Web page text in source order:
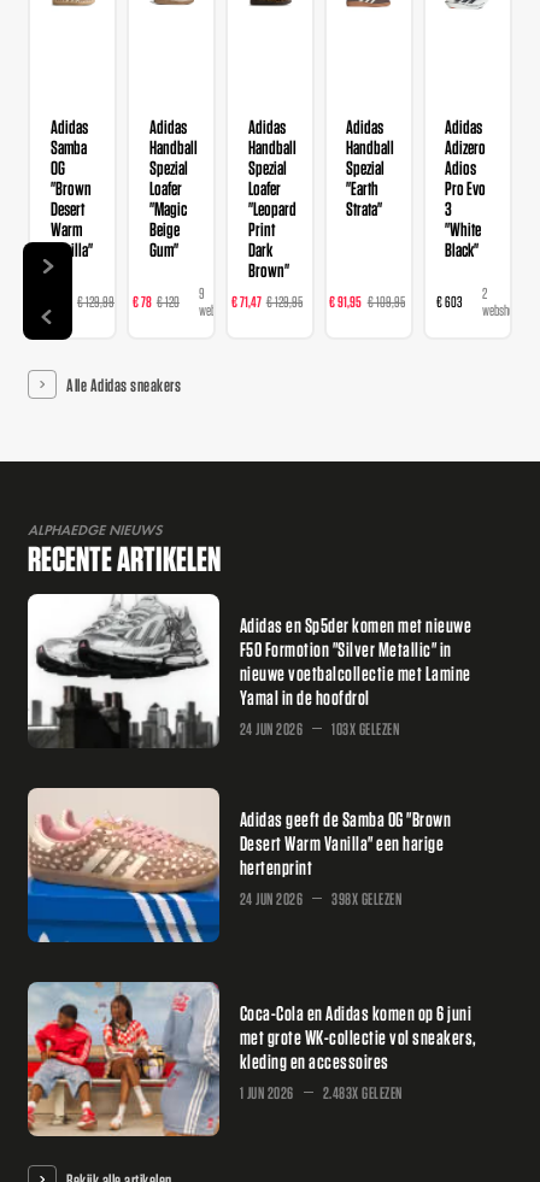
Adidas
Samba
OG
"Brown
Desert
Warm
Vanilla"
€ 129,99
14
webshops
Adidas
Handball
Spezial
Loafer
"Magic
Beige
Gum"
€ 78 € 120
9
webshops
Adidas
Handball
Spezial
Loafer
"Leopard
Print
Dark
Brown"
€ 71,47 € 129,95
16
webshops
Adidas
Handball
Spezial
"Earth
Strata"
€ 91,95 € 109,95
webshops
Adidas
Adizero
Adios
Pro Evo
3
"White
Black"
€ 603
2
webshops
Alle Adidas sneakers
ALPHAEDGE NIEUWS
RECENTE ARTIKELEN
Adidas en Sp5der komen met nieuwe
F50 Formotion "Silver Metallic" in
nieuwe voetbalcollectie met Lamine
Yamal in de hoofdrol
24 JUN 2026 103X GELEZEN
Adidas geeft de Samba OG "Brown
Desert Warm Vanilla" een harige
hertenprint
24 JUN 2026 398X GELEZEN
Coca-Cola en Adidas komen op 6 juni
met grote WK-collectie vol sneakers,
kleding en accessoires
1 JUN 2026 2.483X GELEZEN